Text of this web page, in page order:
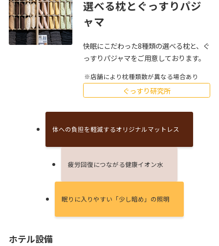
選べる枕とぐっすりパジ
ャマ
快眠にこだわった8種類の選べる枕と、ぐ
っすりパジャマをご用意しております。
店舗により枕種類数が異なる場合あり
ぐっすり研究所
体への負担を軽減するオリジナルマットレス
疲労回復につながる健康イオン⽔
眠りに⼊りやすい「少し暗め」の照明
ホテル設備